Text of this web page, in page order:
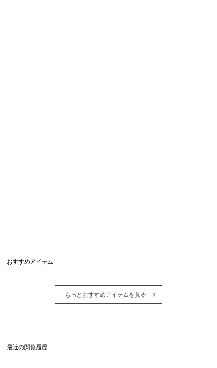
おすすめアイテム
もっとおすすめアイテムを見る
最近の閲覧履歴